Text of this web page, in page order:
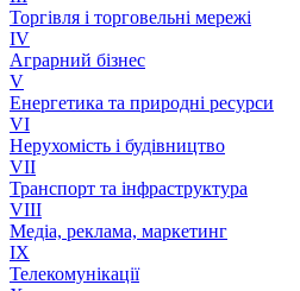
Торгівля і торговельні мережі
IV
Аграрний бізнес
V
Енергетика та природні ресурси
VI
Нерухомість і будівництво
VII
Транспорт та інфраструктура
VIII
Медіа, реклама, маркетинг
IX
Телекомунікації